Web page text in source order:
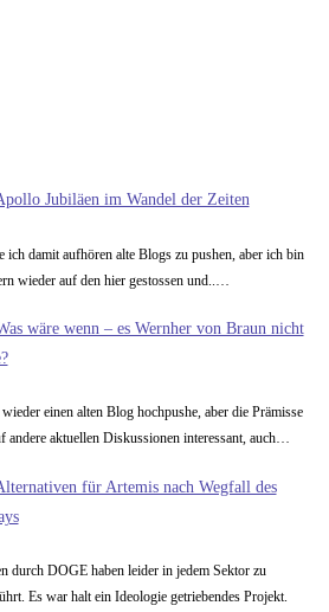
Jubiläen im Wandel der Zeiten
ich damit aufhören alte Blogs zu pushen, aber ich bin
wieder auf den hier gestossen und..…
wäre wenn – es Wernher von Braun nicht
einen alten Blog hochpushe, aber die Prämisse
andere aktuellen Diskussionen interessant, auch…
für Artemis nach Wegfall des
durch DOGE haben leider in jedem Sektor zu
Es war halt ein Ideologie getriebendes Projekt.